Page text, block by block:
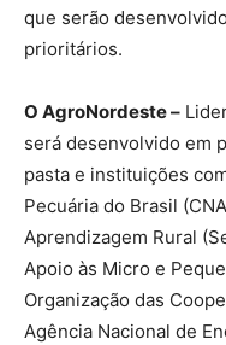
que serão
prioritários.
O AgroNordeste –
será desenvolvido em
pasta e instituições
Pecuária do Brasil
Aprendizagem Rural
Apoio às Micro e
Organização das
Agência Nacional de